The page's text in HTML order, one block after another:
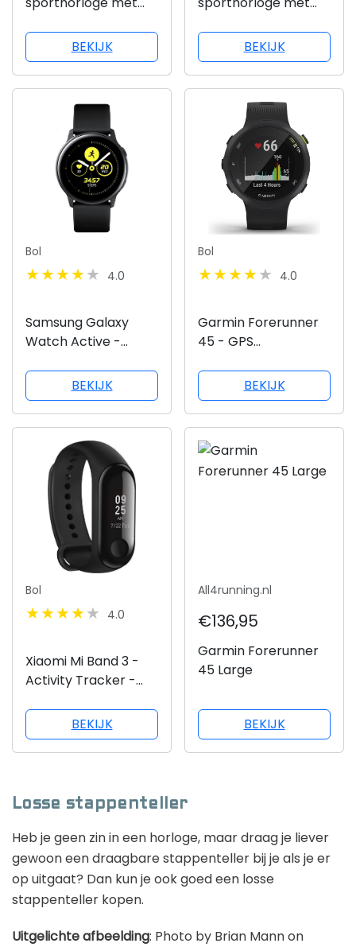
BEKIJK
BEKIJK
Bol
4.0
Samsung Galaxy
Watch Active -
BEKIJK
Bol
4.0
Garmin Forerunner
45 - GPS
hartslagsensor - 42
mm - Zwart
BEKIJK
Bol
4.0
Xiaomi Mi Band 3 -
Activity Tracker -
Internationale Versie
BEKIJK
All4running.nl
€136,95
Garmin Forerunner
45 Large
BEKIJK
Losse stappenteller
Heb je geen zin in een horloge, maar draag je liever
gewoon een draagbare stappenteller bij je als je er
op uitgaat? Dan kun je ook goed een losse
stappenteller kopen.
Uitgelichte afbeelding: Photo by Brian Mann on